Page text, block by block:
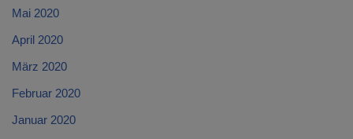
Mai 2020
April 2020
März 2020
Februar 2020
Januar 2020